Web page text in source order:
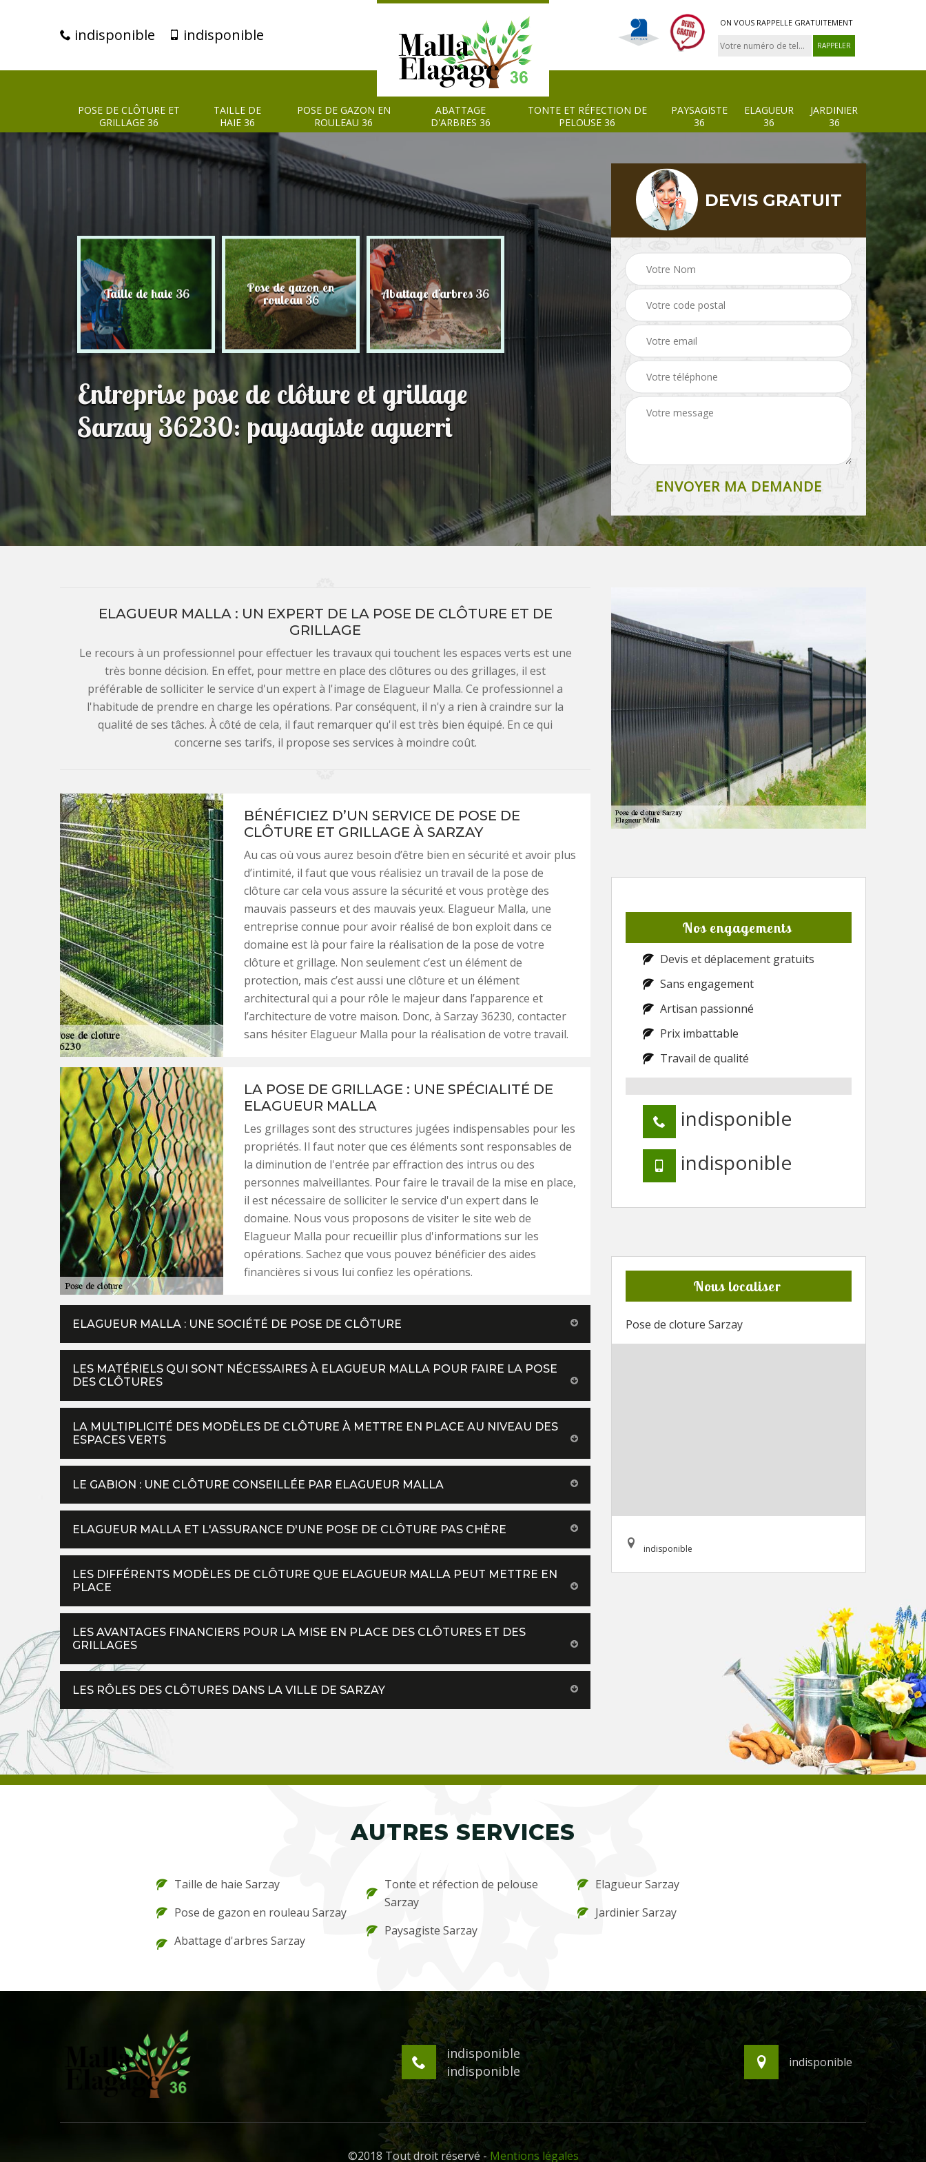
indisponible indisponible
ON VOUS RAPPELLE GRATUITEMENT
POSE DE CLÔTURE ET
GRILLAGE 36
TAILLE DE
HAIE 36
POSE DE GAZON EN
ROULEAU 36
ABATTAGE
D'ARBRES 36
TONTE ET RÉFECTION DE
PELOUSE 36
PAYSAGISTE
36
ELAGUEUR
36
JARDINIER
36
et Taille de haie 36 Pose de gazon en
rouleau 36 Abattage d'arbres 36 Paysagiste 36 Elagueur 36
Entreprise pose de clôture et grillage
Sarzay 36230: paysagiste aguerri
DEVIS GRATUIT
ELAGUEUR MALLA : UN EXPERT DE LA POSE DE CLÔTURE ET DE
GRILLAGE
Le recours à un professionnel pour effectuer les travaux qui touchent les espaces verts est une
très bonne décision. En effet, pour mettre en place des clôtures ou des grillages, il est
préférable de solliciter le service d'un expert à l'image de Elagueur Malla. Ce professionnel a
l'habitude de prendre en charge les opérations. Par conséquent, il n'y a rien à craindre sur la
qualité de ses tâches. À côté de cela, il faut remarquer qu'il est très bien équipé. En ce qui
concerne ses tarifs, il propose ses services à moindre coût.
BÉNÉFICIEZ D’UN SERVICE DE POSE DE
CLÔTURE ET GRILLAGE À SARZAY
Au cas où vous aurez besoin d’être bien en sécurité et avoir plus
d’intimité, il faut que vous réalisiez un travail de la pose de
clôture car cela vous assure la sécurité et vous protège des
mauvais passeurs et des mauvais yeux. Elagueur Malla, une
entreprise connue pour avoir réalisé de bon exploit dans ce
domaine est là pour faire la réalisation de la pose de votre
clôture et grillage. Non seulement c’est un élément de
protection, mais c’est aussi une clôture et un élément
architectural qui a pour rôle le majeur dans l’apparence et
l’architecture de votre maison. Donc, à Sarzay 36230, contacter
sans hésiter Elagueur Malla pour la réalisation de votre travail.
LA POSE DE GRILLAGE : UNE SPÉCIALITÉ DE
ELAGUEUR MALLA
Les grillages sont des structures jugées indispensables pour les
propriétés. Il faut noter que ces éléments sont responsables de
la diminution de l'entrée par effraction des intrus ou des
personnes malveillantes. Pour faire le travail de la mise en place,
il est nécessaire de solliciter le service d'un expert dans le
domaine. Nous vous proposons de visiter le site web de
Elagueur Malla pour recueillir plus d'informations sur les
opérations. Sachez que vous pouvez bénéficier des aides
financières si vous lui confiez les opérations.
ELAGUEUR MALLA : UNE SOCIÉTÉ DE POSE DE CLÔTURE
LES MATÉRIELS QUI SONT NÉCESSAIRES À ELAGUEUR MALLA POUR FAIRE LA POSE
DES CLÔTURES
LA MULTIPLICITÉ DES MODÈLES DE CLÔTURE À METTRE EN PLACE AU NIVEAU DES
ESPACES VERTS
LE GABION : UNE CLÔTURE CONSEILLÉE PAR ELAGUEUR MALLA
ELAGUEUR MALLA ET L'ASSURANCE D'UNE POSE DE CLÔTURE PAS CHÈRE
LES DIFFÉRENTS MODÈLES DE CLÔTURE QUE ELAGUEUR MALLA PEUT METTRE EN
PLACE
LES AVANTAGES FINANCIERS POUR LA MISE EN PLACE DES CLÔTURES ET DES
GRILLAGES
LES RÔLES DES CLÔTURES DANS LA VILLE DE SARZAY
Nos engagements
Devis et déplacement gratuits
Sans engagement
Artisan passionné
Prix imbattable
Travail de qualité
indisponible
indisponible
Nous localiser
Pose de cloture Sarzay
indisponible
AUTRES SERVICES
Taille de haie Sarzay
Pose de gazon en rouleau Sarzay
Abattage d'arbres Sarzay
Tonte et réfection de pelouse
Sarzay
Paysagiste Sarzay
Elagueur Sarzay
Jardinier Sarzay
indisponible
indisponible
indisponible
©2018 Tout droit réservé - Mentions légales